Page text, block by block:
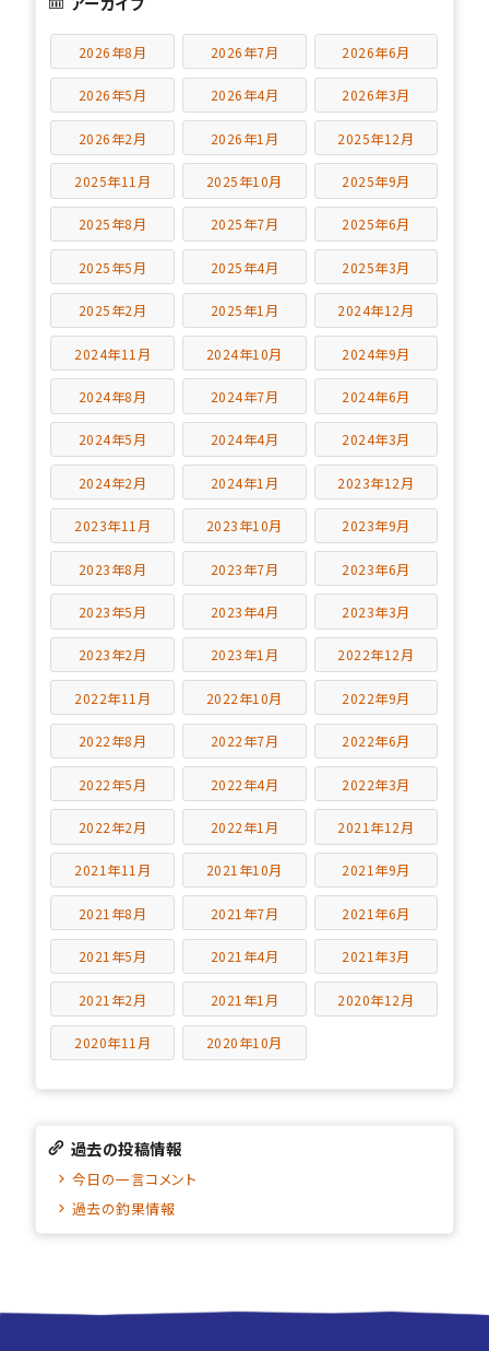
2026年8月 2026年7月 2026年6月
2026年5月 2026年4月 2026年3月
2026年2月 2026年1月 2025年12月
2025年11月 2025年10月 2025年9月
2025年8月 2025年7月 2025年6月
2025年5月 2025年4月 2025年3月
2025年2月 2025年1月 2024年12月
2024年11月 2024年10月 2024年9月
2024年8月 2024年7月 2024年6月
2024年5月 2024年4月 2024年3月
2024年2月 2024年1月 2023年12月
2023年11月 2023年10月 2023年9月
2023年8月 2023年7月 2023年6月
2023年5月 2023年4月 2023年3月
2023年2月 2023年1月 2022年12月
2022年11月 2022年10月 2022年9月
2022年8月 2022年7月 2022年6月
2022年5月 2022年4月 2022年3月
2022年2月 2022年1月 2021年12月
2021年11月 2021年10月 2021年9月
2021年8月 2021年7月 2021年6月
2021年5月 2021年4月 2021年3月
2021年2月 2021年1月 2020年12月
2020年11月 2020年10月
過去の投稿情報
今日の一言コメント
過去の釣果情報